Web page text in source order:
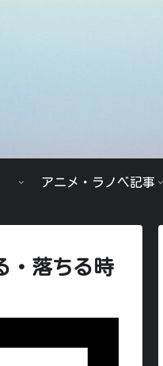
アニメ・ラノベ記事
・落ちる時